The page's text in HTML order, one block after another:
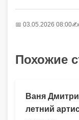
📅 03.05.2026 08:00✍️
Похожие
Ваня
летний